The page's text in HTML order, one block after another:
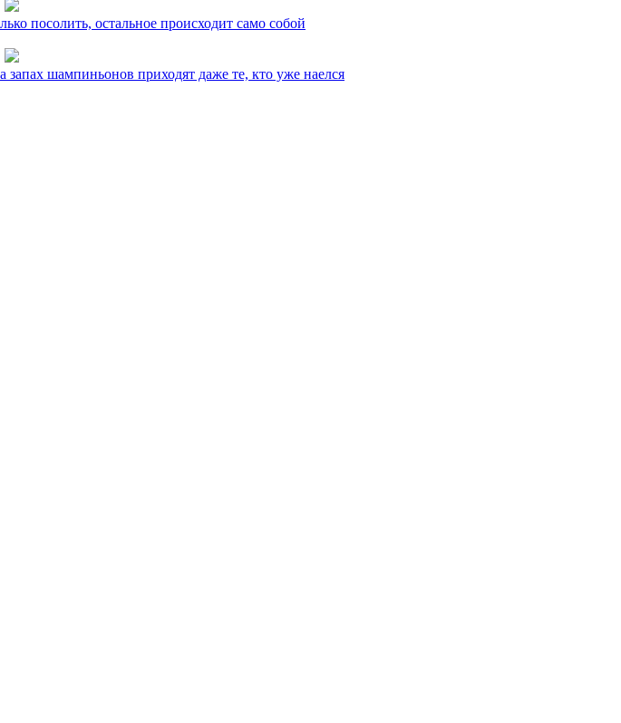
посолить, остальное происходит само собой
шампиньонов приходят даже те, кто уже наелся